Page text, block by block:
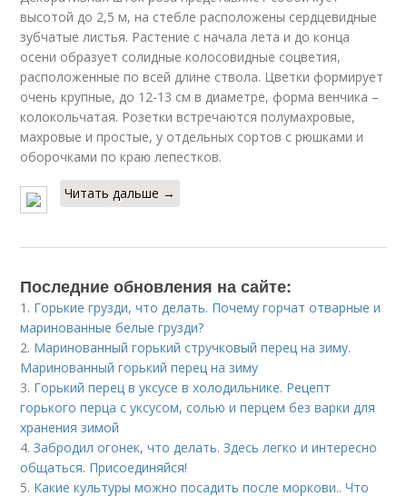
высотой до 2,5 м, на стебле расположены сердцевидные
зубчатые листья. Растение с начала лета и до конца
осени образует солидные колосовидные соцветия,
расположенные по всей длине ствола. Цветки формирует
очень крупные, до 12-13 см в диаметре, форма венчика –
колокольчатая. Розетки встречаются полумахровые,
махровые и простые, у отдельных сортов с рюшками и
оборочками по краю лепестков.
Читать дальше →
Последние обновления на сайте:
1. Горькие грузди, что делать. Почему горчат отварные и
маринованные белые грузди?
2. Маринованный горький стручковый перец на зиму.
Маринованный горький перец на зиму
3. Горький перец в уксусе в холодильнике. Рецепт
горького перца с уксусом, солью и перцем без варки для
хранения зимой
4.Забродил огонек, что делать. Здесь легко и интересно
общаться. Присоединяйся!
5. Какие культуры можно посадить после моркови.. Что